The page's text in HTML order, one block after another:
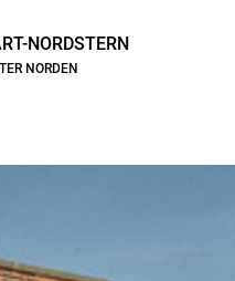
NORDSTERN
NORDEN